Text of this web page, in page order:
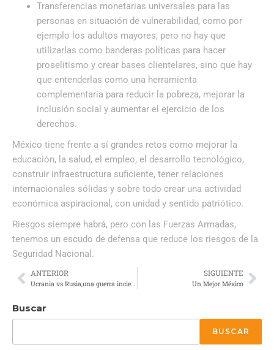
Transferencias monetarias universales para las
personas en situación de vulnerabilidad, como por
ejemplo los adultos mayores, pero no hay que
utilizarlas como banderas políticas para hacer
proselitismo y crear bases clientelares, sino que hay
que entenderlas como una herramienta
complementaria para reducir la pobreza, mejorar la
inclusión social y aumentar el ejercicio de los
derechos.
México tiene frente a sí grandes retos como mejorar la
educación, la salud, el empleo, el desarrollo tecnológico,
construir infraestructura suficiente, tener relaciones
internacionales sólidas y sobre todo crear una actividad
económica aspiracional, con unidad y sentido patriótico.
Riesgos siempre habrá, pero con las Fuerzas Armadas,
tenemos un escudo de defensa que reduce los riesgos de la
Seguridad Nacional.
ANTERIOR
Ucrania vs Rusia,una guerra incierta
SIGUIENTE
Un Mejor México
Buscar
BUSCAR